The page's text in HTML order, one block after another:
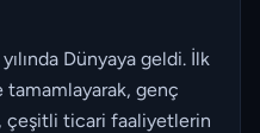
Dünyaya geldi. İlk
genç
çeşitli ticari faaliyetlerin